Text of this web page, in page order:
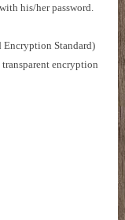
his/her password.
Encryption Standard)
encryption